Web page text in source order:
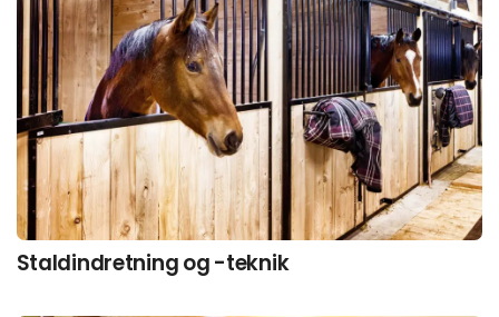
Staldindretning og -teknik